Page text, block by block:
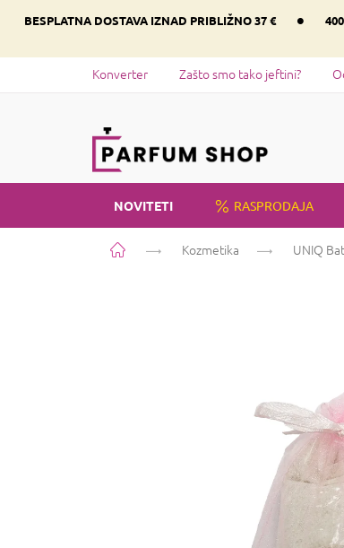
BESPLATNA DOSTAVA IZNAD PRIBLIŽNO 37 € •
Konverter Zašto smo tako jeftini?
NOVITETI RASPRODAJA
Početna Kozmetika UNIQ